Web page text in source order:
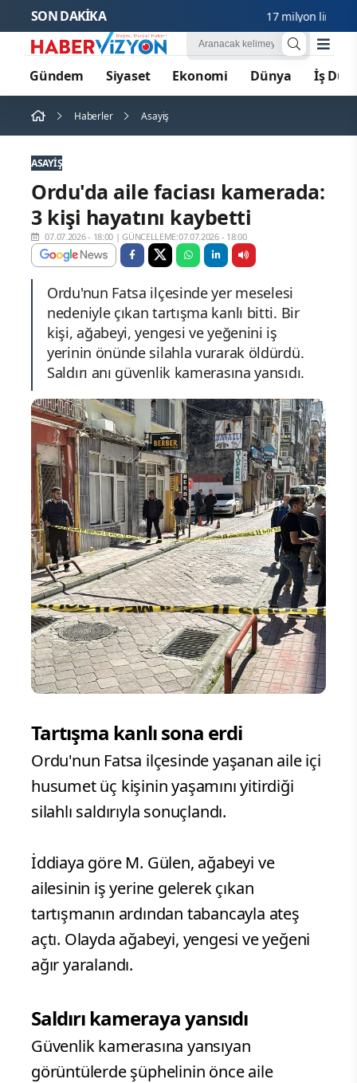
SON DAKİKA 17 milyon liralık
Gündem Siyaset Ekonomi Dünya İş
Haberler Asayiş
ASAYIŞ
Ordu'da aile faciası kamerada:
3 kişi hayatını kaybetti
07.07.2026 - 18:00 |GÜNCELLEME:07.07.2026 - 18:00
Ordu'nun Fatsa ilçesinde yer meselesi
nedeniyle çıkan tartışma kanlı bitti. Bir
kişi, ağabeyi, yengesi ve yeğenini iş
yerinin önünde silahla vurarak öldürdü.
Saldırı anı güvenlik kamerasına yansıdı.
Tartışma kanlı sona erdi
Ordu'nun Fatsa ilçesinde yaşanan aile içi
husumet üç kişinin yaşamını yitirdiği
silahlı saldırıyla sonuçlandı.
İddiaya göre M. Gülen, ağabeyi ve
ailesinin iş yerine gelerek çıkan
tartışmanın ardından tabancayla ateş
açtı. Olayda ağabeyi, yengesi ve yeğeni
ağır yaralandı.
Saldırı kameraya yansıdı
Güvenlik kamerasına yansıyan
görüntülerde şüphelinin önce aile